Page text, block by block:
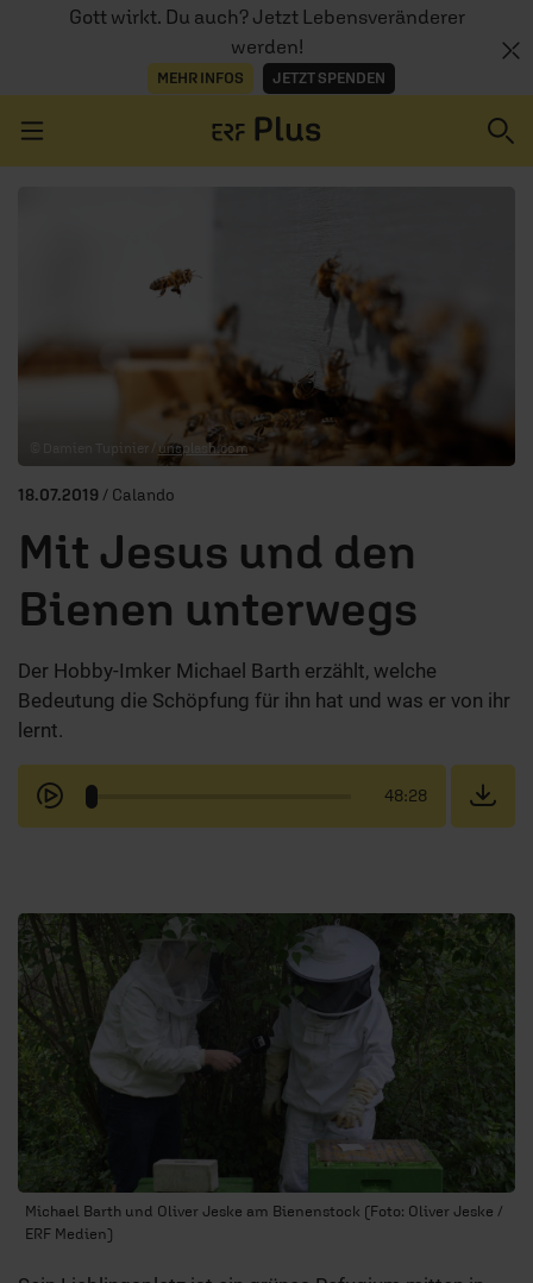
Gott wirkt. Du auch? Jetzt Lebensveränderer
werden!
MEHR INFOS JETZT SPENDEN
PROGRAMM
© Damien Tupinier / unsplash.com
18.07.2019 / Calando
Mit Jesus und den
Bienen unterwegs
Der Hobby-Imker Michael Barth erzählt, welche
Bedeutung die Schöpfung für ihn hat und was er von ihr
lernt.
48:28
Michael Barth und Oliver Jeske am Bienenstock (Foto: Oliver Jeske /
ERF Medien)